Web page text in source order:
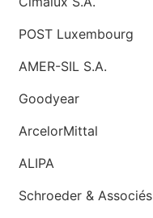
POST Luxembourg
AMER-SIL S.A.
Goodyear
ArcelorMittal
ALIPA
Schroeder & Associés